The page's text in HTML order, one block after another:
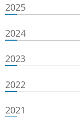
2025
2024
2023
2022
2021